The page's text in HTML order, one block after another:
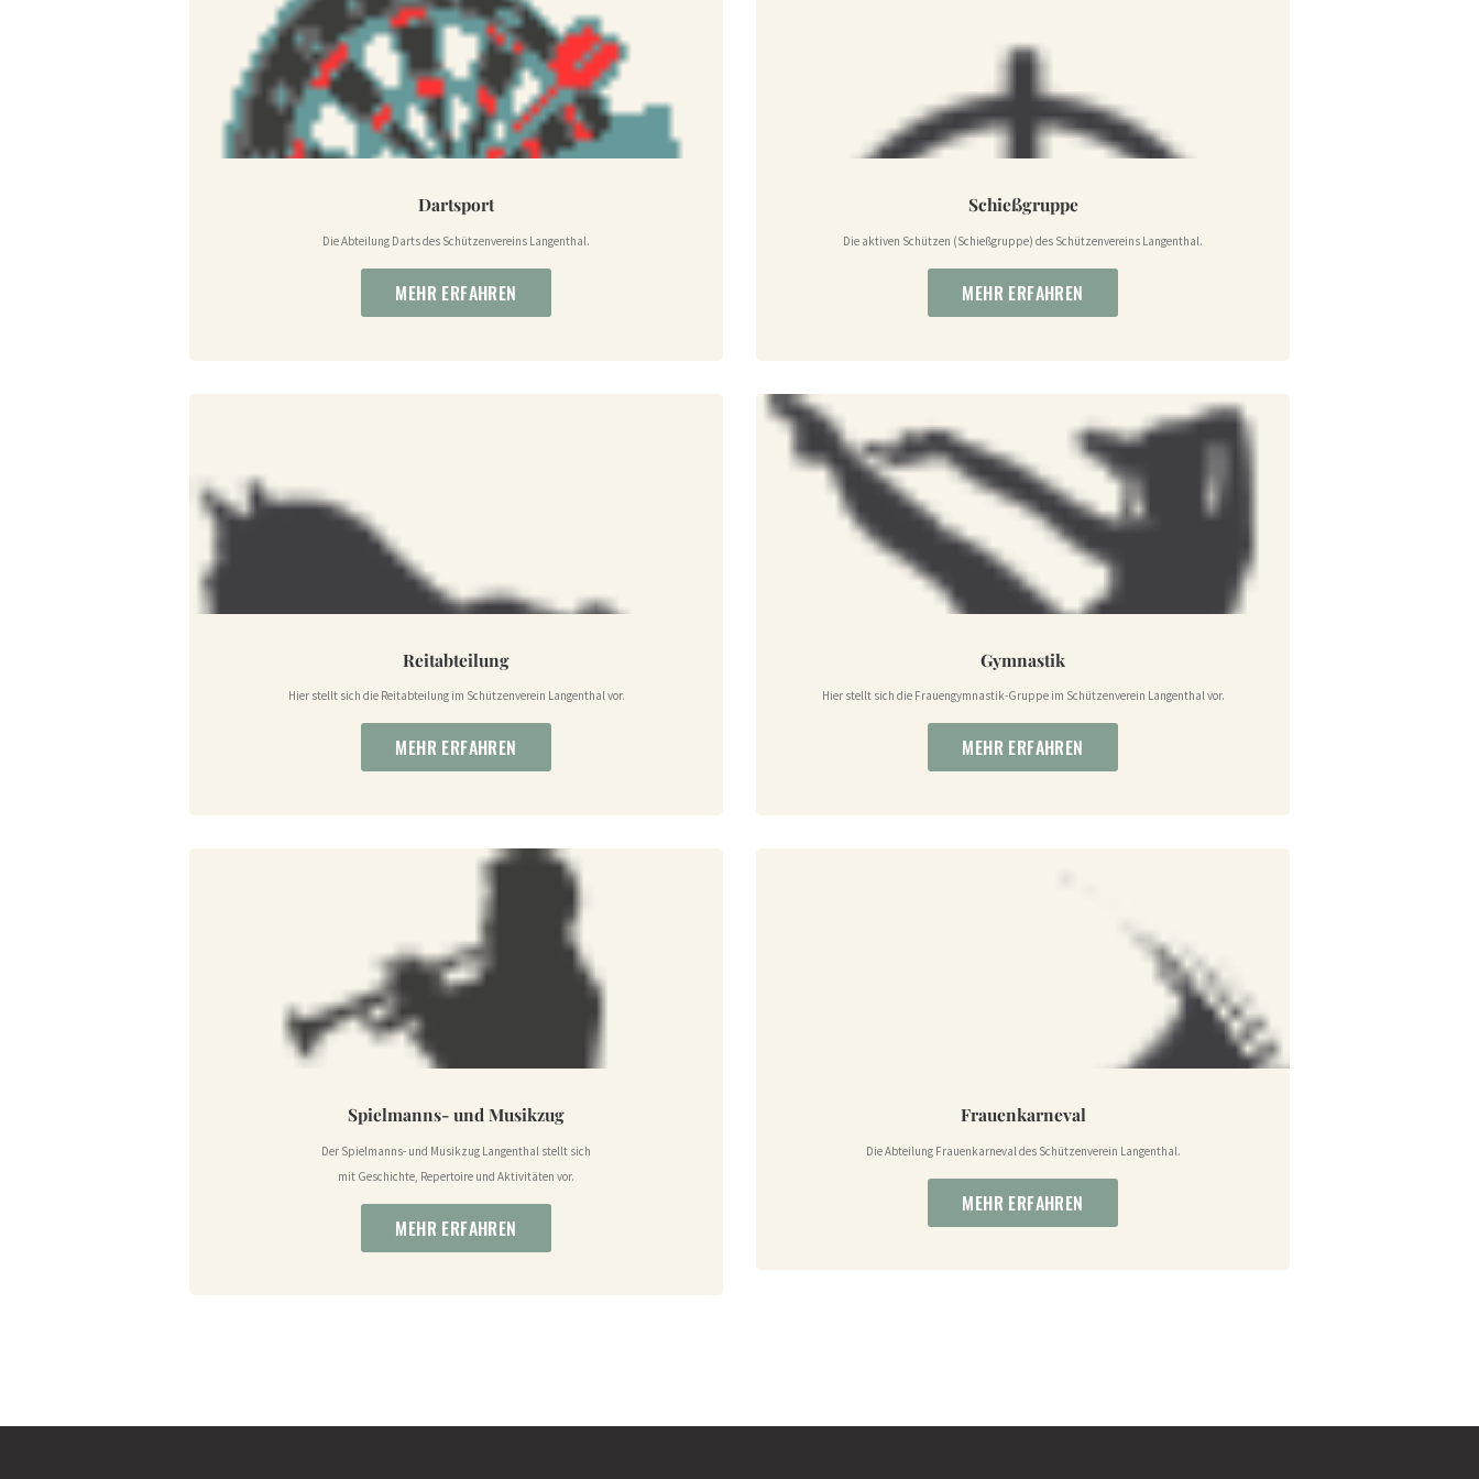
Dartsport
Die Abteilung Darts des Schützenvereins Langenthal.
MEHR ERFAHREN
Schießgruppe
Die aktiven Schützen (Schießgruppe) des Schützenvereins Langenthal.
MEHR ERFAHREN
Reitabteilung
Hier stellt sich die Reitabteilung im Schützenverein Langenthal vor.
MEHR ERFAHREN
Gymnastik
Hier stellt sich die Frauengymnastik-Gruppe im Schützenverein Langenthal vor.
MEHR ERFAHREN
Spielmanns- und Musikzug
Der Spielmanns- und Musikzug Langenthal stellt sich
mit Geschichte, Repertoire und Aktivitäten vor.
MEHR ERFAHREN
Frauenkarneval
Die Abteilung Frauenkarneval des Schützenverein Langenthal.
MEHR ERFAHREN